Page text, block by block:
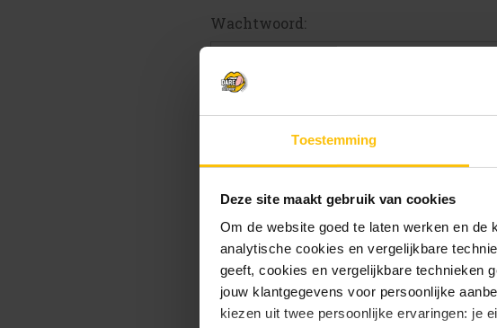
Toestemming
Deze site maakt gebruik van cookies
Om de website goed te laten werken en
analytische cookies en vergelijkbare
geeft, cookies en vergelijkbare technieken
jouw klantgegevens voor persoonlijke
kiezen uit twee persoonlijke ervaringen: je
Wachtwoord: